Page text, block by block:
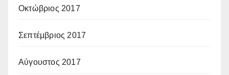
Οκτώβριος 2017
Σεπτέμβριος 2017
Αύγουστος 2017